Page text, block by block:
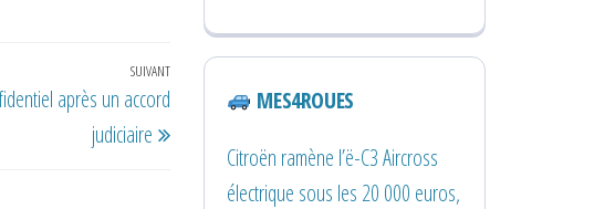
Article
SUIVANT
après un accord
judiciaire
MES4ROUES
Citroën ramène l’ë-C3 Aircross
électrique sous les 20 000 euros,